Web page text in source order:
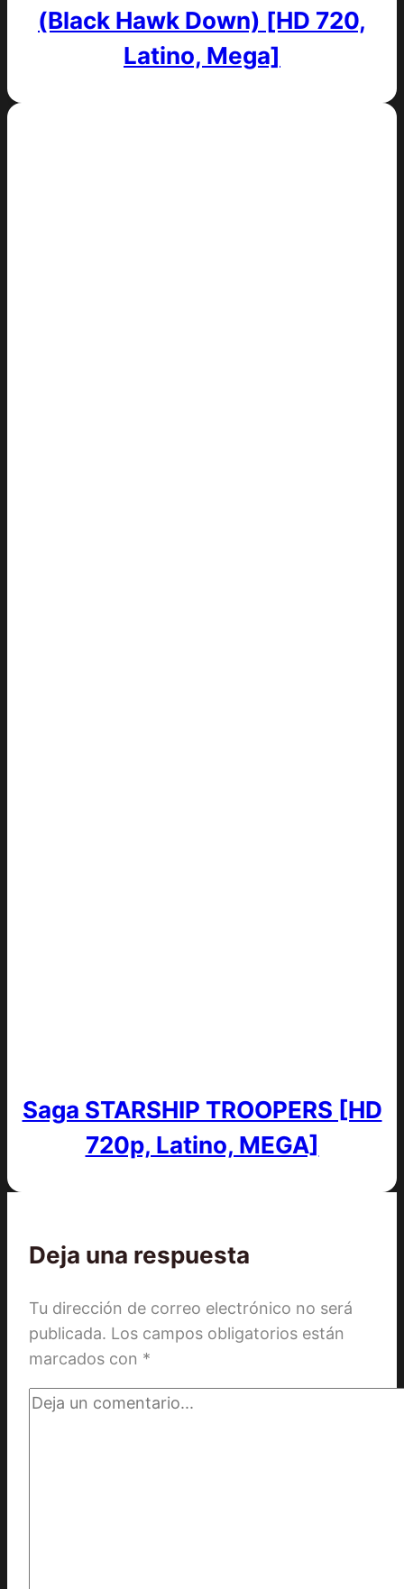
(Black Hawk Down) [HD 720,
Latino, Mega]
Saga STARSHIP TROOPERS [HD
720p, Latino, MEGA]
Deja una respuesta
Tu dirección de correo electrónico no será
publicada. Los campos obligatorios están
marcados con *